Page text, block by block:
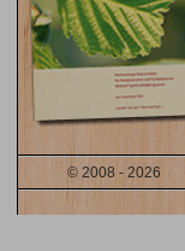
© 2008 - 2026